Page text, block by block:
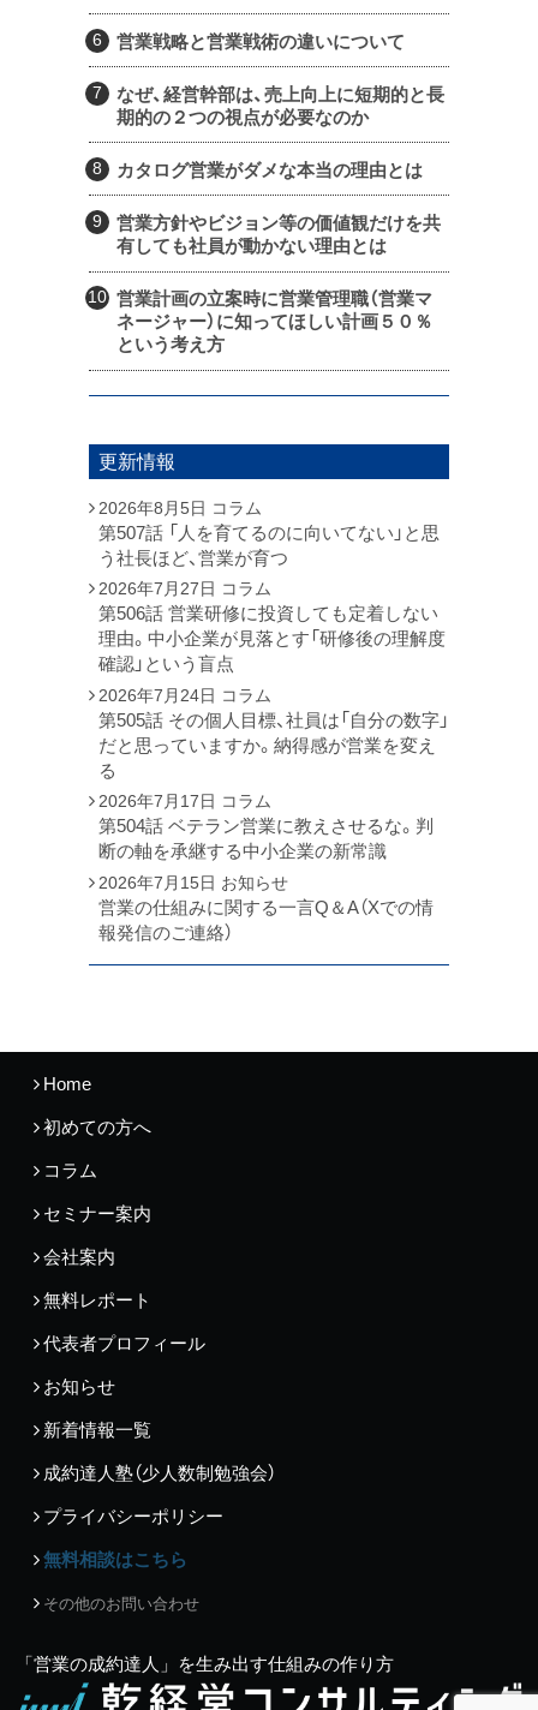
営業戦略と営業戦術の違いについて
なぜ、経営幹部は、売上向上に短期的と長
期的の２つの視点が必要なのか
カタログ営業がダメな本当の理由とは
営業方針やビジョン等の価値観だけを共
有しても社員が動かない理由とは
営業計画の立案時に営業管理職（営業マ
ネージャー）に知ってほしい計画５０％
という考え方
更新情報
2026年8月5日 コラム
第507話 「人を育てるのに向いてない」と思
う社長ほど、営業が育つ
2026年7月27日 コラム
第506話 営業研修に投資しても定着しない
理由。中小企業が見落とす「研修後の理解度
確認」という盲点
2026年7月24日 コラム
第505話 その個人目標、社員は「自分の数字」
だと思っていますか。納得感が営業を変え
る
2026年7月17日 コラム
第504話 ベテラン営業に教えさせるな。判
断の軸を承継する中小企業の新常識
2026年7月15日 お知らせ
営業の仕組みに関する一言Q＆A（Xでの情
報発信のご連絡）
Home
初めての方へ
コラム
セミナー案内
会社案内
無料レポート
代表者プロフィール
お知らせ
新着情報一覧
成約達人塾（少人数制勉強会）
プライバシーポリシー
無料相談はこちら
その他のお問い合わせ
「営業の成約達人」を生み出す仕組みの作り方